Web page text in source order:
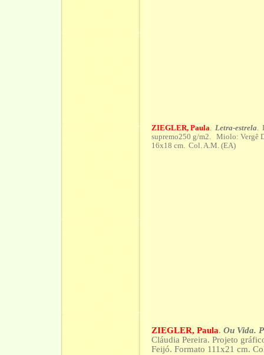
ZIEGLER, Paula Letra-estrela
supremo250 g/m2. Miolo: Vergê
16x18 cm. Col. A.M. (EA)
ZIEGLER, Paula. Ou Vida.
Cláudia Pereira. Projeto
Feijó. Formato 111x21 cm.